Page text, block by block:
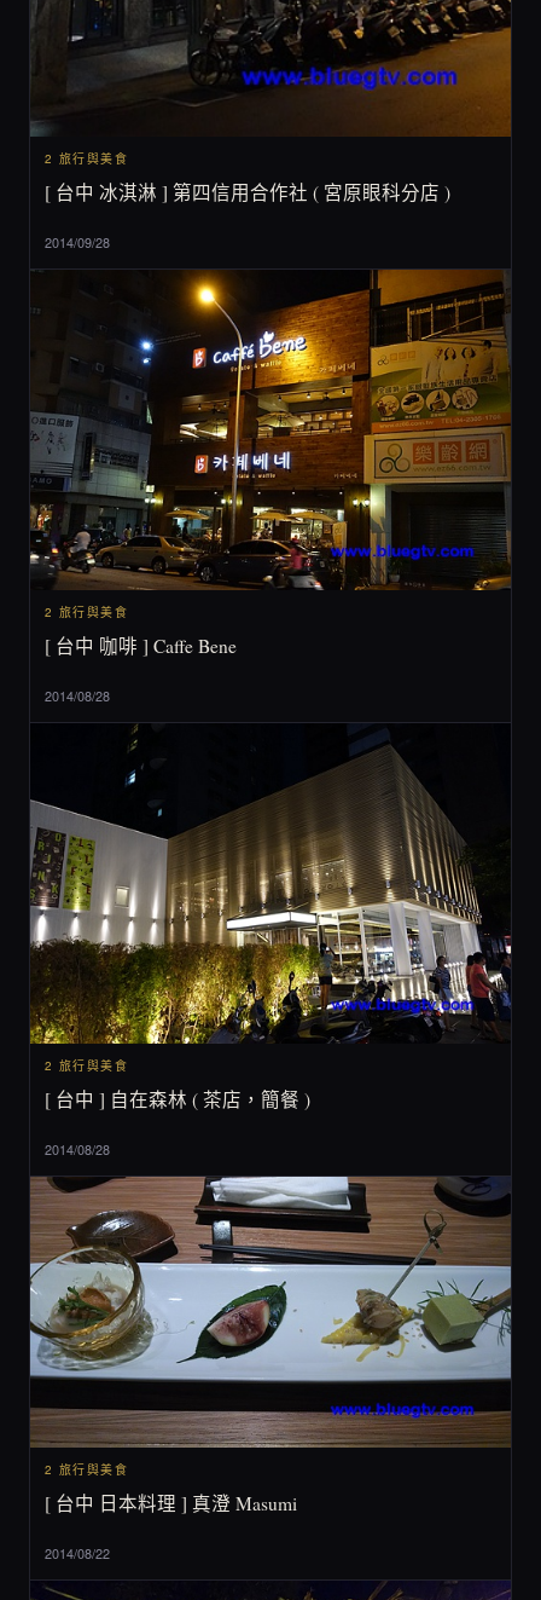
2 旅行與美食
[ 台中 冰淇淋 ] 第四信用合作社 ( 宮原眼科分店 )
2014/09/28
2 旅行與美食
[ 台中 咖啡 ] Caffe Bene
2014/08/28
2 旅行與美食
[ 台中 ] 自在森林 ( 茶店，簡餐 )
2014/08/28
2 旅行與美食
[ 台中 日本料理 ] 真澄 Masumi
2014/08/22